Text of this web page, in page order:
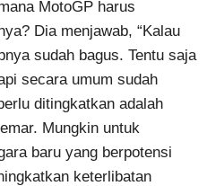
MotoGP harus
Dia menjawab, “Kalau
sudah bagus. Tentu saja
secara umum sudah
ditingkatkan adalah
Mungkin untuk
baru yang berpotensi
keterlibatan